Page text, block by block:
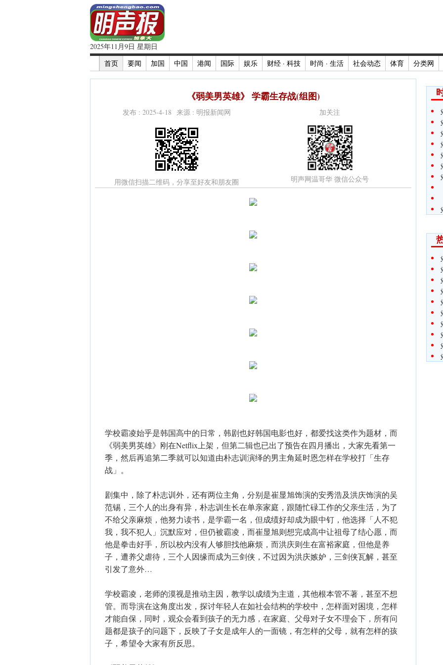
2025年11月9日 星期日
首页
要闻 加国 中国 港闻 国际 娱乐 财经 · 科技 时尚 · 生活 社会动态 体育 分类网
《弱美男英雄》 学霸生存战(组图)
发布 : 2025-4-18 来源 : 明报新闻网
用微信扫描二维码，分享至好友和朋友圈
加关注
明声网温哥华 微信公众号
学校霸凌始乎是韩国高中的日常，韩剧也好韩国电影也好，都爱找这类作为题材，而
《弱美男英雄》刚在Netflix上架，但第二辑也已出了预告在四月播出，大家先看第一
季，然后再追第二季就可以知道由朴志训演绎的男主角延时恩怎样在学校打「生存
战」。
剧集中，除了朴志训外，还有两位主角，分别是崔显旭饰演的安秀浩及洪庆饰演的吴
范锡，三个人的出身有异，朴志训生长在单亲家庭，跟随忙碌工作的父亲生活，为了
不给父亲麻烦，他努力读书，是学霸一名，但成绩好却成为眼中钉，他选择「人不犯
我，我不犯人」沉默应对，但仍被霸凌，而崔显旭则想完成高中让祖母了结心愿，而
他是拳击好手，所以校内没有人够胆找他麻烦，而洪庆则生在富裕家庭，但他是养
子，遭养父虐待，三个人因缘而成为三剑侠，不过因为洪庆嫉妒，三剑侠瓦解，甚至
引发了意外…
学校霸凌，老师的漠视是推动主因，教学以成绩为主道，其他根本管不著，甚至不想
管。而导演在这角度出发，探讨年轻人在如社会结构的学校中，怎样面对困境，怎样
才能自保，同时，观众会看到孩子的无力感，在家庭、父母对子女不理会下，所有问
题都是孩子的问题下，反映了子女是成年人的一面镜，有怎样的父母，就有怎样的孩
子，希望令大家有所反思。